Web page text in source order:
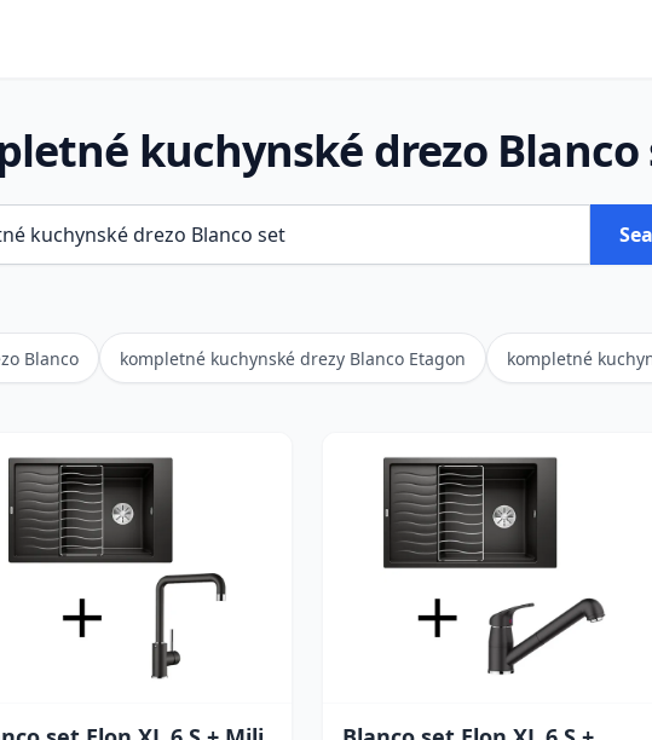
kuchynské drezo Blanco
Blanco kompletné kuchynské drezy Blanco Etagon kompletné